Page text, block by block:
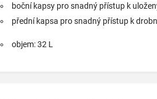
boční kapsy pro snadný přístup k
přední kapsa pro snadný přístup k
objem: 32 L